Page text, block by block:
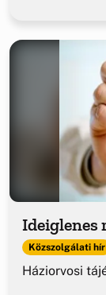
Ideiglenes
Közszolgálati hír
Háziorvosi